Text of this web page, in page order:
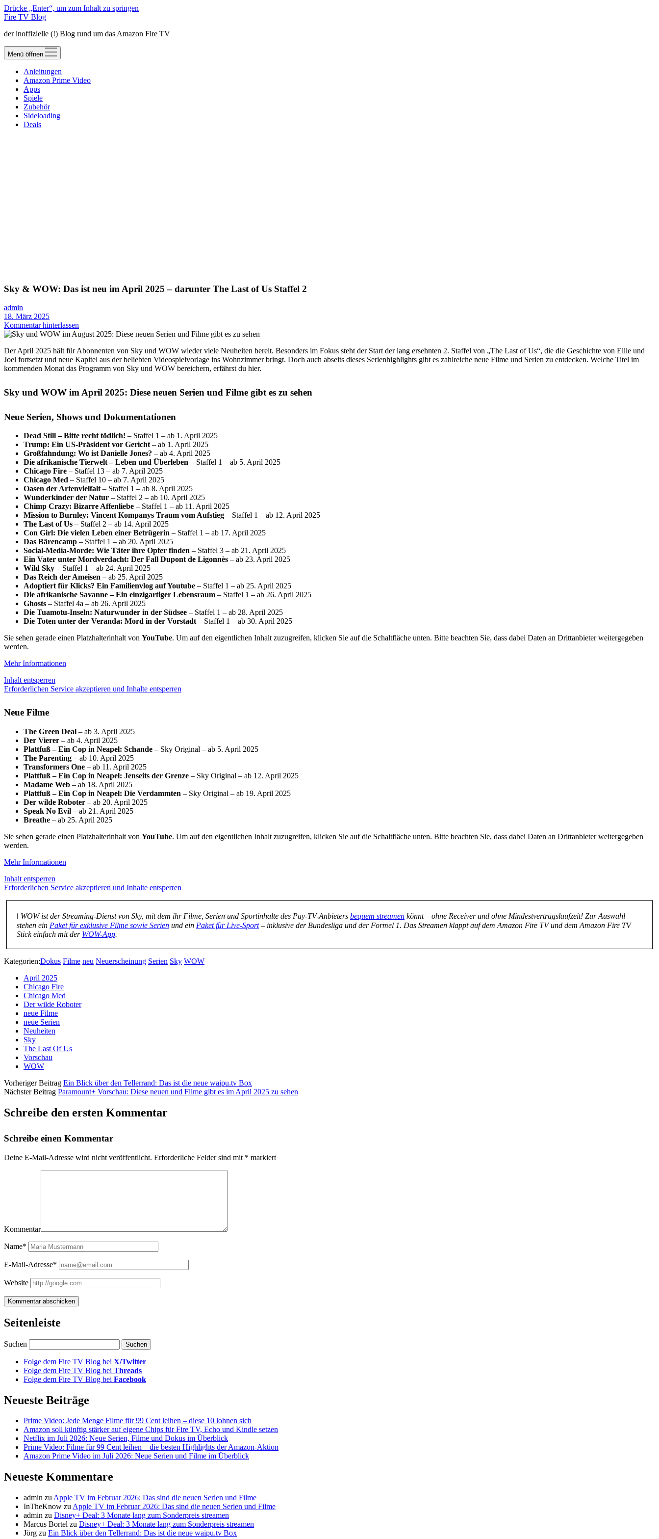
Drücke „Enter“, um zum Inhalt zu springen
Fire TV Blog
der inoffizielle (!) Blog rund um das Amazon Fire TV
Menü öffnen
Anleitungen
Amazon Prime Video
Apps
Spiele
Zubehör
Sideloading
Deals
Sky & WOW: Das ist neu im April 2025 – darunter The Last of Us Staffel 2
admin
18. März 2025
Kommentar hinterlassen
Der April 2025 hält für Abonnenten von Sky und WOW wieder viele Neuheiten bereit. Besonders im Fokus steht der Start der lang ersehnten 2. Staffel von „The Last of Us“, die die Geschichte von Ellie und
Joel fortsetzt und neue Kapitel aus der beliebten Videospielvorlage ins Wohnzimmer bringt. Doch auch abseits dieses Serienhighlights gibt es zahlreiche neue Filme und Serien zu entdecken. Welche Titel im
kommenden Monat das Programm von Sky und WOW bereichern, erfährst du hier.
Sky und WOW im April 2025: Diese neuen Serien und Filme gibt es zu sehen
Neue Serien, Shows und Dokumentationen
Dead Still – Bitte recht tödlich! – Staffel 1 – ab 1. April 2025
Trump: Ein US-Präsident vor Gericht – ab 1. April 2025
Großfahndung: Wo ist Danielle Jones? – ab 4. April 2025
Die afrikanische Tierwelt – Leben und Überleben – Staffel 1 – ab 5. April 2025
Chicago Fire – Staffel 13 – ab 7. April 2025
Chicago Med – Staffel 10 – ab 7. April 2025
Oasen der Artenvielfalt – Staffel 1 – ab 8. April 2025
Wunderkinder der Natur – Staffel 2 – ab 10. April 2025
Chimp Crazy: Bizarre Affenliebe – Staffel 1 – ab 11. April 2025
Mission to Burnley: Vincent Kompanys Traum vom Aufstieg – Staffel 1 – ab 12. April 2025
The Last of Us – Staffel 2 – ab 14. April 2025
Con Girl: Die vielen Leben einer Betrügerin – Staffel 1 – ab 17. April 2025
Das Bärencamp – Staffel 1 – ab 20. April 2025
Social-Media-Morde: Wie Täter ihre Opfer finden – Staffel 3 – ab 21. April 2025
Ein Vater unter Mordverdacht: Der Fall Dupont de Ligonnès – ab 23. April 2025
Wild Sky – Staffel 1 – ab 24. April 2025
Das Reich der Ameisen – ab 25. April 2025
Adoptiert für Klicks? Ein Familienvlog auf Youtube – Staffel 1 – ab 25. April 2025
Die afrikanische Savanne – Ein einzigartiger Lebensraum – Staffel 1 – ab 26. April 2025
Ghosts – Staffel 4a – ab 26. April 2025
Die Tuamotu-Inseln: Naturwunder in der Südsee – Staffel 1 – ab 28. April 2025
Die Toten unter der Veranda: Mord in der Vorstadt – Staffel 1 – ab 30. April 2025
Sie sehen gerade einen Platzhalterinhalt von YouTube. Um auf den eigentlichen Inhalt zuzugreifen, klicken Sie auf die Schaltfläche unten. Bitte beachten Sie, dass dabei Daten an Drittanbieter weitergegeben
werden.
Mehr Informationen
Inhalt entsperren
Erforderlichen Service akzeptieren und Inhalte entsperren
Neue Filme
The Green Deal – ab 3. April 2025
Der Vierer – ab 4. April 2025
Plattfuß – Ein Cop in Neapel: Schande – Sky Original – ab 5. April 2025
The Parenting – ab 10. April 2025
Transformers One – ab 11. April 2025
Plattfuß – Ein Cop in Neapel: Jenseits der Grenze – Sky Original – ab 12. April 2025
Madame Web – ab 18. April 2025
Plattfuß – Ein Cop in Neapel: Die Verdammten – Sky Original – ab 19. April 2025
Der wilde Roboter – ab 20. April 2025
Speak No Evil – ab 21. April 2025
Breathe – ab 25. April 2025
Sie sehen gerade einen Platzhalterinhalt von YouTube. Um auf den eigentlichen Inhalt zuzugreifen, klicken Sie auf die Schaltfläche unten. Bitte beachten Sie, dass dabei Daten an Drittanbieter weitergegeben
werden.
Mehr Informationen
Inhalt entsperren
Erforderlichen Service akzeptieren und Inhalte entsperren
ℹ️ WOW ist der Streaming-Dienst von Sky, mit dem ihr Filme, Serien und Sportinhalte des Pay-TV-Anbieters bequem streamen könnt – ohne Receiver und ohne Mindestvertragslaufzeit! Zur Auswahl
stehen ein Paket für exklusive Filme sowie Serien und ein Paket für Live-Sport– inklusive der Bundesliga und der Formel 1. Das Streamen klappt auf dem Amazon Fire TV und dem Amazon Fire TV
Stick einfach mit der WOW-App.
Kategorien:Dokus Filme neu Neuerscheinung Serien Sky WOW
April 2025
Chicago Fire
Chicago Med
Der wilde Roboter
neue Filme
neue Serien
Neuheiten
Sky
The Last Of Us
Vorschau
WOW
Vorheriger Beitrag Ein Blick über den Tellerrand: Das ist die neue waipu.tv Box
Nächster Beitrag Paramount+ Vorschau: Diese neuen und Filme gibt es im April 2025 zu sehen
Schreibe den ersten Kommentar
Schreibe einen Kommentar
Deine E-Mail-Adresse wird nicht veröffentlicht. Erforderliche Felder sind mit * markiert
Kommentar
Name*
E-Mail-Adresse*
Website
Seitenleiste
Suchen
Folge dem Fire TV Blog bei X/Twitter
Folge dem Fire TV Blog bei Threads
Folge dem Fire TV Blog bei Facebook
Neueste Beiträge
Prime Video: Jede Menge Filme für 99 Cent leihen – diese 10 lohnen sich
Amazon soll künftig stärker auf eigene Chips für Fire TV, Echo und Kindle setzen
Netflix im Juli 2026: Neue Serien, Filme und Dokus im Überblick
Prime Video: Filme für 99 Cent leihen – die besten Highlights der Amazon-Aktion
Amazon Prime Video im Juli 2026: Neue Serien und Filme im Überblick
Neueste Kommentare
admin zu Apple TV im Februar 2026: Das sind die neuen Serien und Filme
InTheKnow zu Apple TV im Februar 2026: Das sind die neuen Serien und Filme
admin zu Disney+ Deal: 3 Monate lang zum Sonderpreis streamen
Marcus Bortel zu Disney+ Deal: 3 Monate lang zum Sonderpreis streamen
Jörg zu Ein Blick über den Tellerrand: Das ist die neue waipu.tv Box